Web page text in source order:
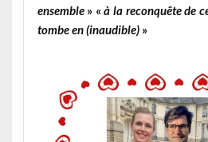
ensemble» «à la reconquête de
tombe en(inaudible)»